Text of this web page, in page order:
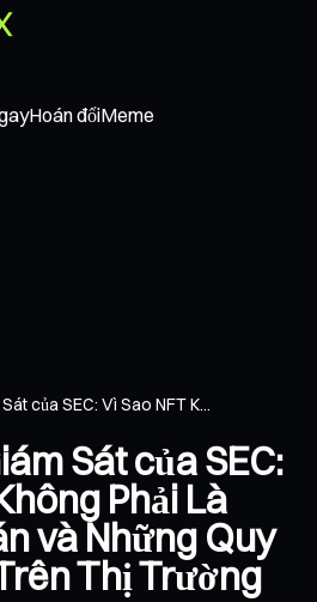
Hoán đổiMeme
của SEC: Vì Sao NFT K...
Sát của SEC:
Phải Là
và Những Quy
Thị Trường